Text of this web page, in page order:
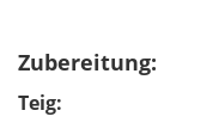
Zubereitung:
Teig: